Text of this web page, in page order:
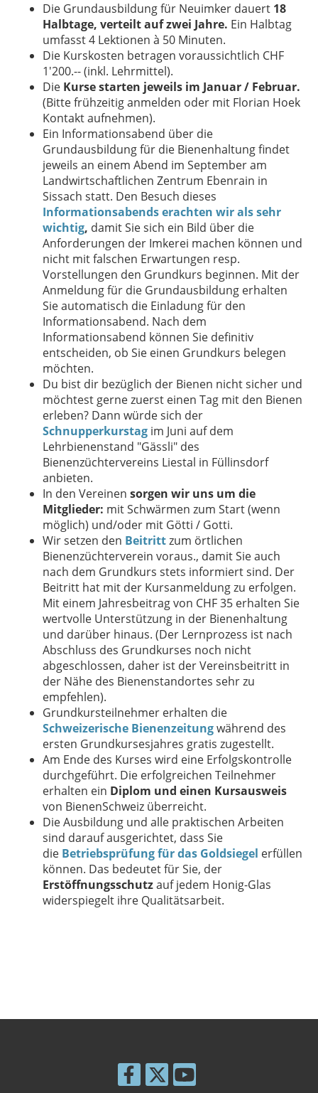
Die Grundausbildung für Neuimker dauert 18
Halbtage, verteilt auf zwei Jahre. Ein Halbtag
umfasst 4 Lektionen à 50 Minuten.
Die Kurskosten betragen voraussichtlich CHF
1'200.-- (inkl. Lehrmittel).
Die Kurse starten jeweils im Januar / Februar.
(Bitte frühzeitig anmelden oder mit Florian Hoek
Kontakt aufnehmen).
Ein Informationsabend über die
Grundausbildung für die Bienenhaltung findet
jeweils an einem Abend im September am
Landwirtschaftlichen Zentrum Ebenrain in
Sissach statt. Den Besuch dieses
Informationsabendserachten wir als sehr
wichtig, damit Sie sich ein Bild über die
Anforderungen der Imkerei machen können und
nicht mit falschen Erwartungen resp.
Vorstellungen den Grundkurs beginnen. Mit der
Anmeldung für die Grundausbildung erhalten
Sie automatisch die Einladung für den
Informationsabend. Nach dem
Informationsabend können Sie definitiv
entscheiden, ob Sie einen Grundkurs belegen
möchten.
Du bist dir bezüglich der Bienen nicht sicher und
möchtest gerne zuerst einen Tag mit den Bienen
erleben? Dann würde sich der
Schnupperkurstag im Juni auf dem
Lehrbienenstand "Gässli" des
Bienenzüchtervereins Liestal in Füllinsdorf
anbieten.
In den Vereinen sorgen wir uns um die
Mitglieder: mit Schwärmen zum Start (wenn
möglich) und/oder mit Götti / Gotti.
Wir setzen den Beitrittzum örtlichen
Bienenzüchterverein voraus., damit Sie auch
nach dem Grundkurs stets informiert sind. Der
Beitritt hat mit der Kursanmeldung zu erfolgen.
Mit einem Jahresbeitrag von CHF 35 erhalten Sie
wertvolle Unterstützung in der Bienenhaltung
und darüber hinaus. (Der Lernprozess ist nach
Abschluss des Grundkurses noch nicht
abgeschlossen, daher ist der Vereinsbeitritt in
der Nähe des Bienenstandortes sehr zu
empfehlen).
Grundkursteilnehmer erhalten die
Schweizerische Bienenzeitungwährend des
ersten Grundkursesjahres gratis zugestellt.
Am Ende des Kurses wird eine Erfolgskontrolle
durchgeführt. Die erfolgreichen Teilnehmer
erhalten ein Diplom und einen Kursausweis
von BienenSchweiz überreicht.
Die Ausbildung und alle praktischen Arbeiten
sind darauf ausgerichtet, dass Sie
die Betriebsprüfung für das Goldsiegel erfüllen
können. Das bedeutet für Sie, der
Erstöffnungsschutzauf jedem Honig-Glas
widerspiegelt ihre Qualitätsarbeit.